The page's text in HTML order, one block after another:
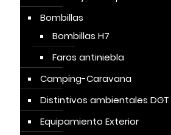
Bombillas
Bombillas H7
Faros antiniebla
Camping-Caravana
Distintivos ambientales DGT
Equipamiento Exterior